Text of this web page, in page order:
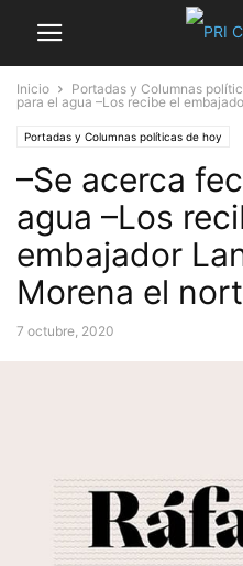
Inicio Portadas y Columnas
para el agua –Los recibe el
Portadas y Columnas políticas de hoy
–Se acerca
agua –Los
embajador
Morena el
7 octubre, 2020